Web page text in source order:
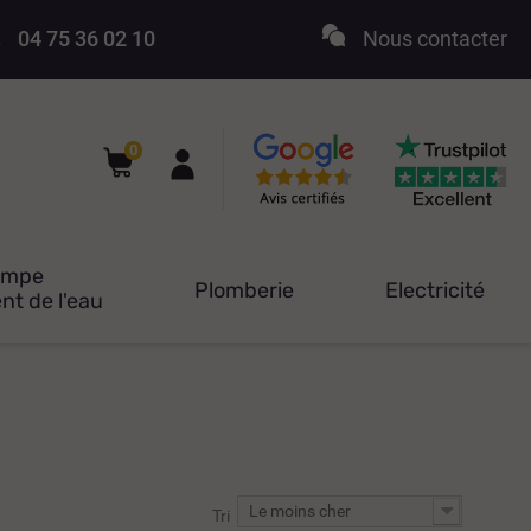
04 75 36 02 10 Nous contacter
0
de l'eau
Plomberie Electricité
Tri Le moins cher